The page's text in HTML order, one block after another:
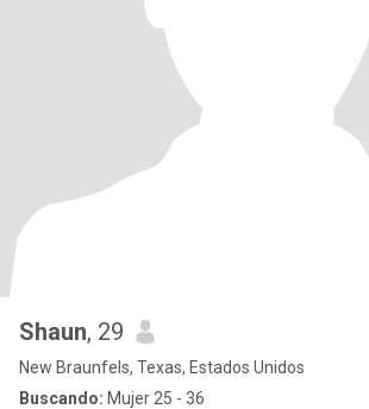
Shaun, 29
New Braunfels, Texas, Estados Unidos
Buscando: Mujer 25 - 36